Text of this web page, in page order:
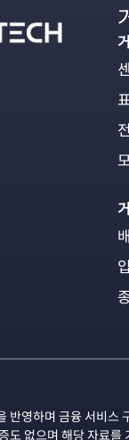
반영하며 금융 서비
도 없으며 해당 자료